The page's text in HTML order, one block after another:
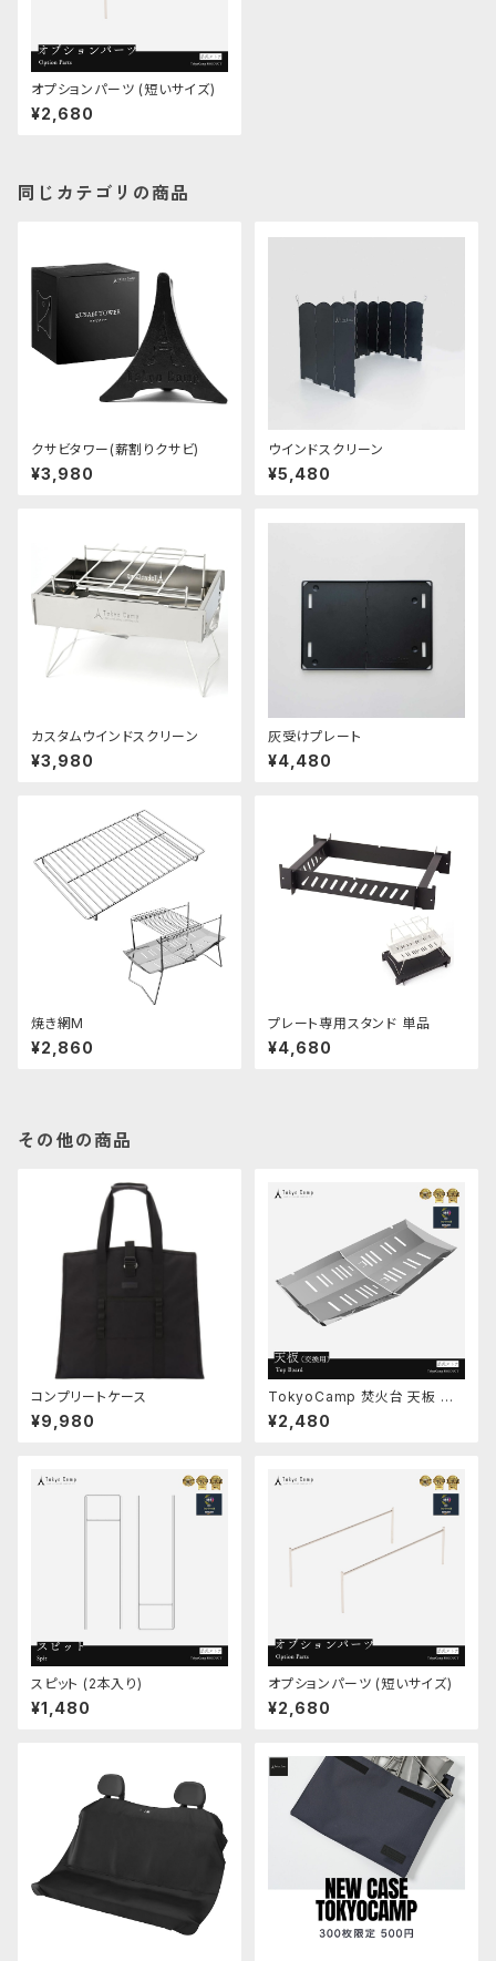
オプションパーツ (短いサイズ)
¥2,680
同じカテゴリの商品
クサビタワー(薪割りクサビ)
¥3,980
ウインドスクリーン
¥5,480
カスタムウインドスクリーン
¥3,980
灰受けプレート
¥4,480
焼き網M
¥2,860
プレート専用スタンド 単品
¥4,680
その他の商品
コンプリートケース
¥9,980
TokyoCamp 焚火台 天板 交
換用
¥2,480
スピット (2本入り)
¥1,480
オプションパーツ (短いサイズ)
¥2,680